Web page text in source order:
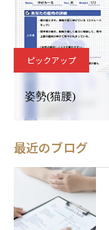
ピックアップ
姿勢(猫腰)
最近のブログ